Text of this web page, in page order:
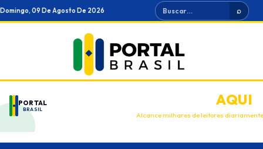
Ir
para
Domingo, 09 De Agosto De 2026 Buscar ⌕
PORTAL
BRASIL
ANUNCIEAQUI
Alcance milhares de leitores diariamente